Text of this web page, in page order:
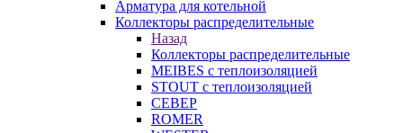
Арматура для котельной
Коллекторы распределительные
Назад
Коллекторы распределительные
MEIBES с теплоизоляцией
STOUT с теплоизоляцией
СЕВЕР
ROMER